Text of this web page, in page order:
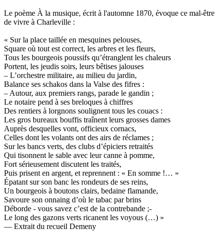
Le poème À la musique, écrit à l'automne 1870, évoque ce mal-être
de vivre à Charleville :
« Sur la place taillée en mesquines pelouses,
Square où tout est correct, les arbres et les fleurs,
Tous les bourgeois poussifs qu’étranglent les chaleurs
Portent, les jeudis soirs, leurs bêtises jalouses
– L’orchestre militaire, au milieu du jardin,
Balance ses schakos dans la Valse des fifres :
– Autour, aux premiers rangs, parade le gandin ;
Le notaire pend à ses breloques à chiffres
Des rentiers à lorgnons soulignent tous les couacs :
Les gros bureaux bouffis traînent leurs grosses dames
Auprès desquelles vont, officieux cornacs,
Celles dont les volants ont des airs de réclames ;
Sur les bancs verts, des clubs d’épiciers retraités
Qui tisonnent le sable avec leur canne à pomme,
Fort sérieusement discutent les traités,
Puis prisent en argent, et reprennent : « En somme !… »
Épatant sur son banc les rondeurs de ses reins,
Un bourgeois à boutons clairs, bedaine flamande,
Savoure son onnaing d’où le tabac par brins
Déborde - vous savez c’est de la contrebande ;-
Le long des gazons verts ricanent les voyous (…) »
— Extrait du recueil Demeny